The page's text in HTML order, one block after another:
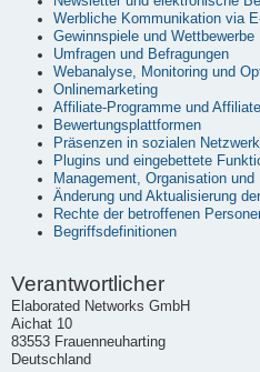
Werbliche Kommunikation via
Gewinnspiele und Wettbewerbe
Umfragen und Befragungen
Webanalyse, Monitoring und
Onlinemarketing
Affiliate-Programme und
Bewertungsplattformen
Präsenzen in sozialen
Plugins und eingebettete
Management, Organisation und
Änderung und Aktualisierung
Rechte der betroffenen
Begriffsdefinitionen
Verantwortlicher
Elaborated Networks GmbH
Aichat 10
83553 Frauenneuharting
Deutschland